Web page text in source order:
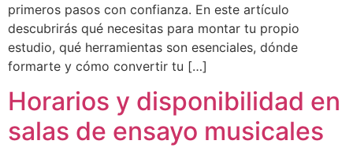
primeros pasos con confianza. En este artículo
descubrirás qué necesitas para montar tu propio
estudio, qué herramientas son esenciales, dónde
formarte y cómo convertir tu […]
Horarios y disponibilidad en
salas de ensayo musicales